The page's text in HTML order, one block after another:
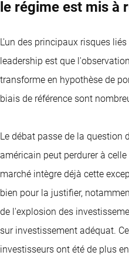
le régime est mis à
L'un des principaux risques
leadership est que
transforme en hypothèse de
biais de référence sont
Le débat passe de la question
américain peut perdurer à
marché intègre déjà cette
bien pour la justifier,
de l'explosion des
sur investissement adéquat.
investisseurs ont été de plus